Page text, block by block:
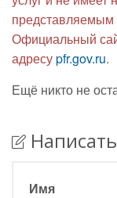
Официальный
адресуpfr.gov.ru.
Ещё никто не
Имя